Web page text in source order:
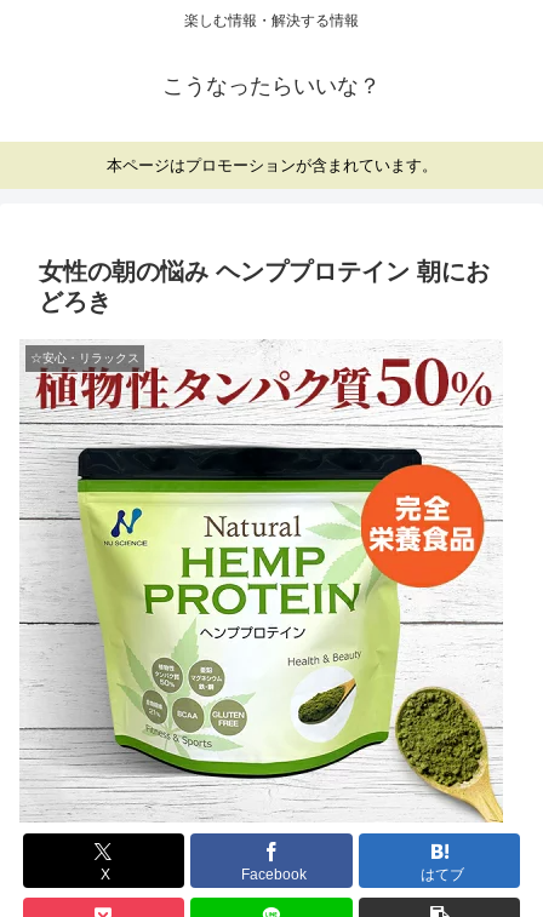
楽しむ情報・解決する情報
こうなったらいいな？
本ページはプロモーションが含まれています。
女性の朝の悩み ヘンププロテイン 朝にお
どろき
☆安心・リラックス
X Facebook はてブ